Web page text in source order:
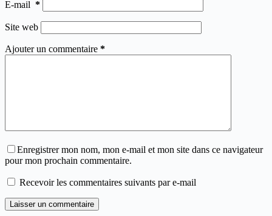
E-mail *
Site web
Ajouter un commentaire *
Enregistrer mon nom, mon e-mail et mon site dans ce navigateur
pour mon prochain commentaire.
Recevoir les commentaires suivants par e-mail
Laisser un commentaire